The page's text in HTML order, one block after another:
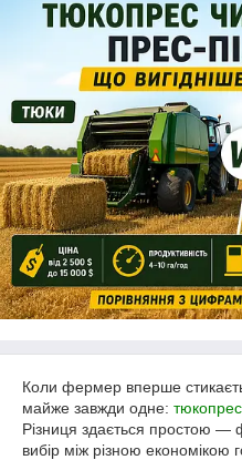
Коли фермер вперше
майже завжди одне: тюкопрес
Різниця здається простою —
вибір між різною економікою